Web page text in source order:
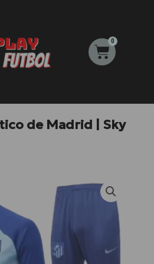
0
Carrito
de Madrid | Sky